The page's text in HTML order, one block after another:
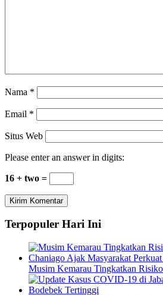
Nama *
Email *
Situs Web
Please enter an answer in digits:
16 + two =
Terpopuler Hari Ini
Musim Kemarau Tingkatkan